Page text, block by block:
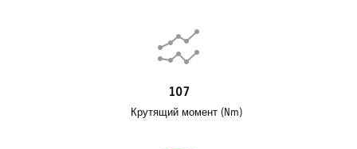
107
Крутящий момент (Nm)